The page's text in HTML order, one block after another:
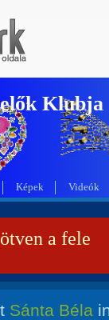
Klubja
Képek Videók
a fele
Sánta Béla